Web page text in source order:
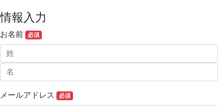
情報入力
お名前 必須
メールアドレス 必須